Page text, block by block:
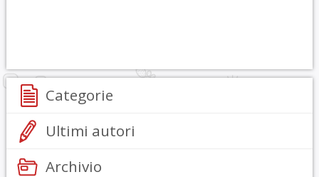
Categorie
Ultimi autori
Archivio